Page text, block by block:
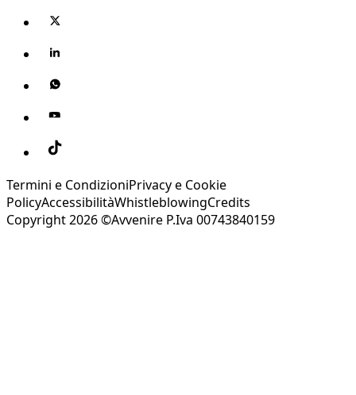
Termini e CondizioniPrivacy e Cookie
PolicyAccessibilitàWhistleblowingCredits
Copyright 2026 ©Avvenire P.Iva 00743840159